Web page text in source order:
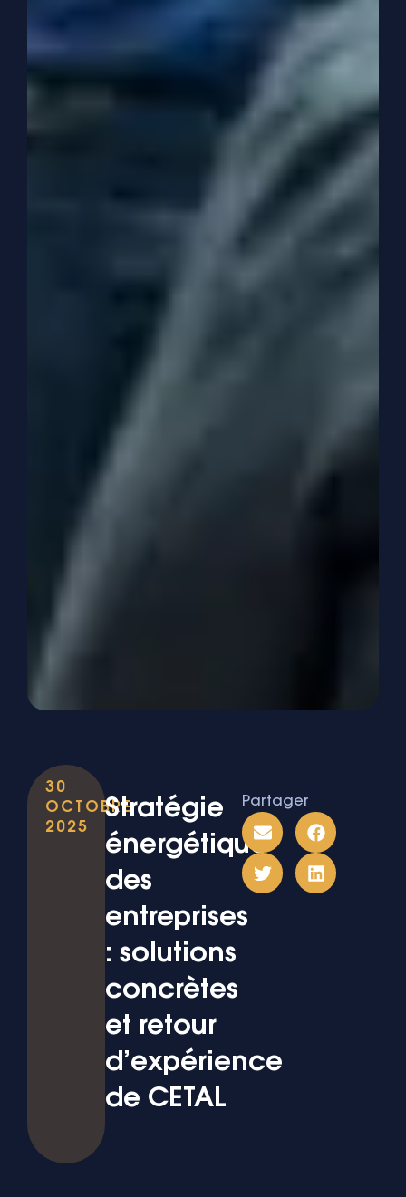
30
OCTOBRE
2025
Stratégie
énergétique
des
entreprises
: solutions
concrètes
et retour
d’expérience
de CETAL
Partager